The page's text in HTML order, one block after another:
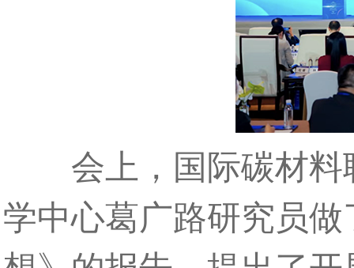
会上，国际碳材料
学中心葛广路研究员